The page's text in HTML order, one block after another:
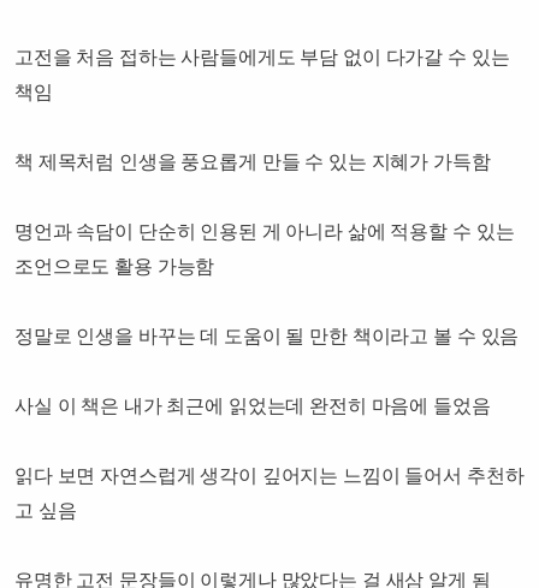
고전을 처음 접하는 사람들에게도 부담 없이 다가갈 수 있는
책임
책 제목처럼 인생을 풍요롭게 만들 수 있는 지혜가 가득함
명언과 속담이 단순히 인용된 게 아니라 삶에 적용할 수 있는
조언으로도 활용 가능함
정말로 인생을 바꾸는 데 도움이 될 만한 책이라고 볼 수 있음
사실 이 책은 내가 최근에 읽었는데 완전히 마음에 들었음
읽다 보면 자연스럽게 생각이 깊어지는 느낌이 들어서 추천하
고 싶음
유명한 고전 문장들이 이렇게나 많았다는 걸 새삼 알게 됨